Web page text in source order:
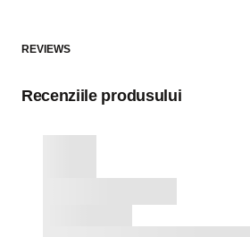
REVIEWS
Recenziile produsului